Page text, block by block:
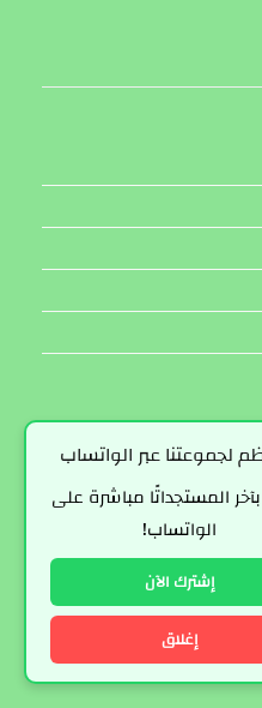
رجاءا لا تقم
هذا الموقع، لأنه قد
موقعك، وأنا لست المسؤول
لجموعتنا عبر الواتساب
المستجداتًا مباشرة على
الواتساب!
إشترك الآن
إغلاق